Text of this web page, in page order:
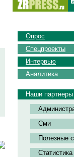
Опрос
Спецпроекты
Интервью
Аналитика
Наши партнеры
Сми
Полезные
Статистика